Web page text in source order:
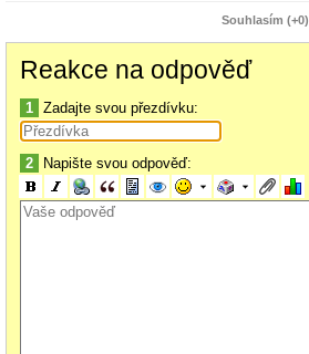
Souhlasím (+0)
Reakce na odpověď
1 Zadajte svou přezdívku:
2 Napište svou odpověď: